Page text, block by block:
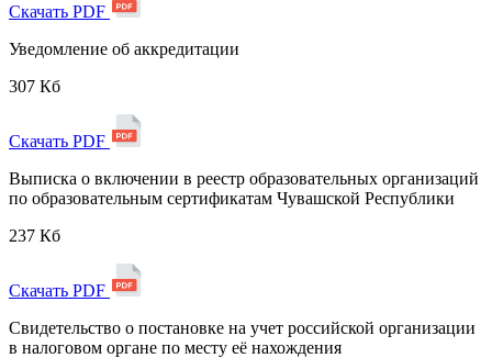
Скачать PDF
Уведомление об аккредитации
307 Кб
Скачать PDF
Выписка о включении в реестр образовательных организаций
по образовательным сертификатам Чувашской Республики
237 Кб
Скачать PDF
Свидетельство о постановке на учет российской организации
в налоговом органе по месту её нахождения